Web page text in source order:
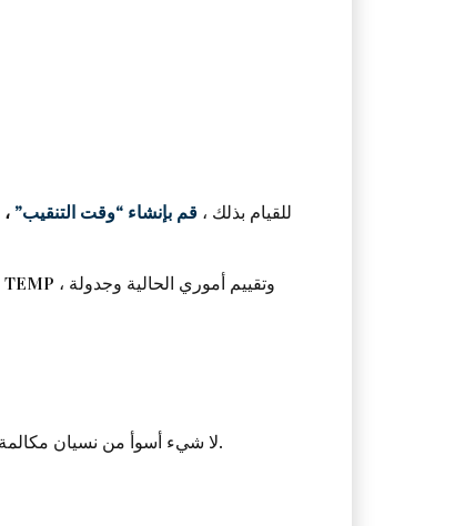
للقيام بذلك ، قم بإنشاء “وقت التنقيب” ،
لا شيء أسوأ من نسيان مكالمة هاتفية كبيرة. أو عدم معرفة مكان التقينا بمثل هذا الشخص. أو قضاء ثلاث ساعات في البحث عن رقم هاتف العميل المحتمل.